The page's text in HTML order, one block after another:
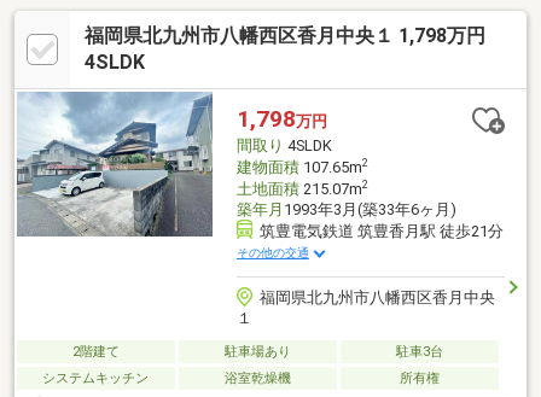
ーズにご案内できます。右下の電話ボタンをタッチ！もしくはお
気軽にお電話ください 0120-210-
393━━━━━━━━━━━━━━━━━━━━━━□□
福岡県北九州市八幡西区香月中央１ 1,798万円
4SLDK
1,798万円
間取り 4SLDK
建物面積107.65m2
土地面積215.07m2
築年月 1993年3月(築33年6ヶ月)
筑豊電気鉄道 筑豊香月駅 徒歩21分
その他の交通
福岡県北九州市八幡西区香月中央
１
2階建て 駐車場あり
駐車3台
システムキッチン
浴室乾燥機 所有権